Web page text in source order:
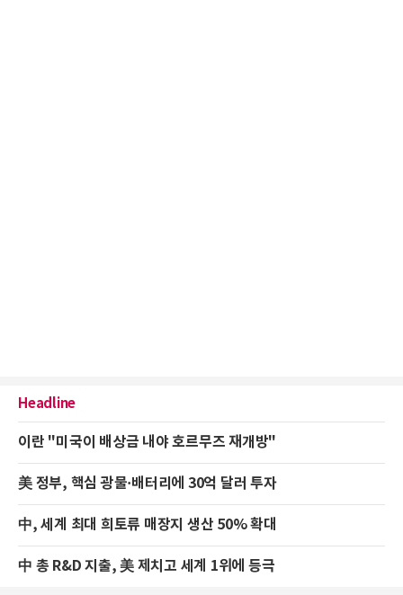
Headline
이란 "미국이 배상금 내야 호르무즈 재개방"
美 정부, 핵심 광물·배터리에 30억 달러 투자
中, 세계 최대 희토류 매장지 생산 50% 확대
中 총 R&D 지출, 美 제치고 세계 1위에 등극